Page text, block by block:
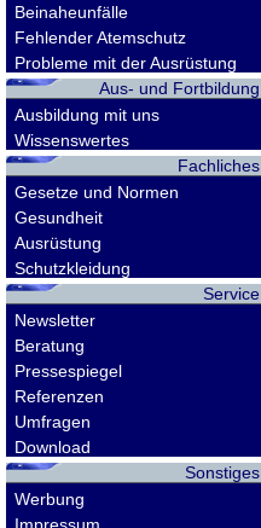
Beinaheunfälle
Fehlender Atemschutz
Probleme mit der Ausrüstung
Aus- und Fortbildung
Ausbildung mit uns
Wissenswertes
Fachliches
Gesetze und Normen
Gesundheit
Ausrüstung
Schutzkleidung
Service
Newsletter
Beratung
Pressespiegel
Referenzen
Umfragen
Download
Sonstiges
Werbung